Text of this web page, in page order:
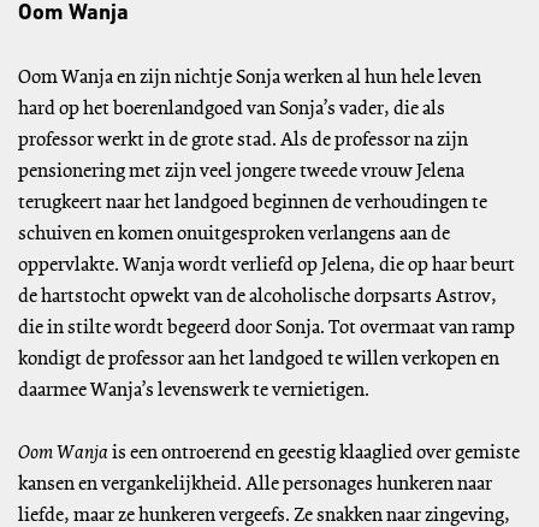
Oom Wanja
Oom Wanja en zijn nichtje Sonja werken al hun hele leven
hard op het boerenlandgoed van Sonja’s vader, die als
professor werkt in de grote stad. Als de professor na zijn
pensionering met zijn veel jongere tweede vrouw Jelena
terugkeert naar het landgoed beginnen de verhoudingen te
schuiven en komen onuitgesproken verlangens aan de
oppervlakte. Wanja wordt verliefd op Jelena, die op haar beurt
de hartstocht opwekt van de alcoholische dorpsarts Astrov,
die in stilte wordt begeerd door Sonja. Tot overmaat van ramp
kondigt de professor aan het landgoed te willen verkopen en
daarmee Wanja’s levenswerk te vernietigen.
Oom Wanjais een ontroerend en geestig klaaglied over gemiste
kansen en vergankelijkheid. Alle personages hunkeren naar
liefde, maar ze hunkeren vergeefs. Ze snakken naar zingeving,